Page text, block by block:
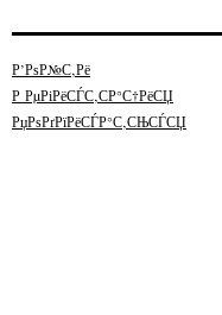
Р’РѕР№С‚Рё
Р РµРіРёСЃС‚СР°С†РёСЏ
РџРѕРґРїРёСЃР°С‚СЊСЃСЏ